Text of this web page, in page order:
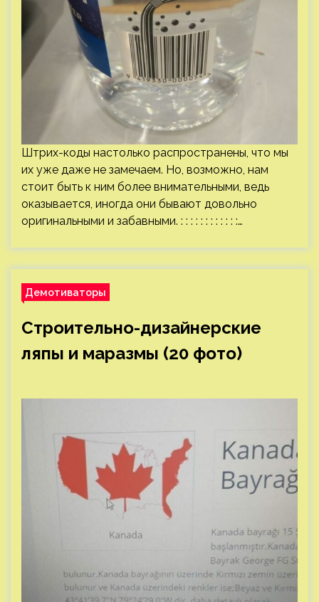
Штрих-коды настолько распространены, что мы
их уже даже не замечаем. Но, возможно, нам
стоит быть к ним более внимательными, ведь
оказывается, иногда они бывают довольно
оригинальными и забавными. : : : : : : : : : : : :…
Демотиваторы
Строительно-дизайнерские
ляпы и маразмы (20 фото)